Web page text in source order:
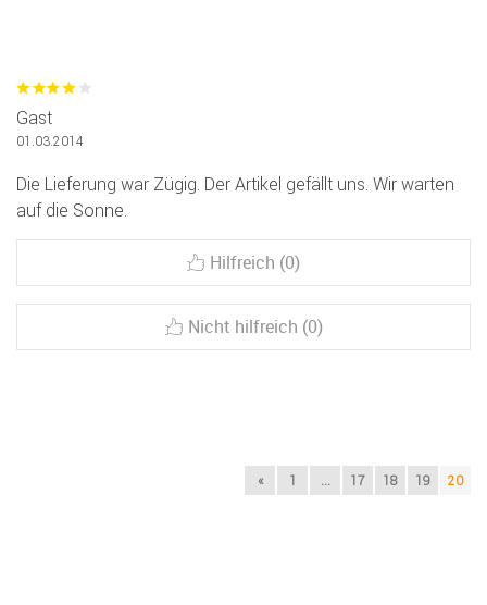
Gast
01.03.2014
Die Lieferung war Zügig. Der Artikel gefällt uns. Wir warten
auf die Sonne.
Hilfreich (0)
Nicht hilfreich (0)
« 1 ... 17 18 19 20